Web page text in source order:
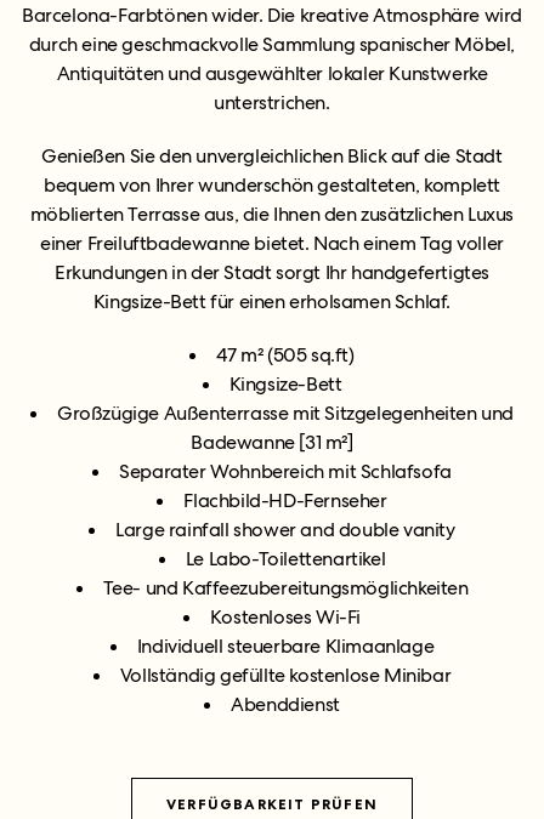
Barcelona-Farbtönen wider. Die kreative Atmosphäre wird
durch eine geschmackvolle Sammlung spanischer Möbel,
Antiquitäten und ausgewählter lokaler Kunstwerke
unterstrichen.
Genießen Sie den unvergleichlichen Blick auf die Stadt
bequem von Ihrer wunderschön gestalteten, komplett
möblierten Terrasse aus, die Ihnen den zusätzlichen Luxus
einer Freiluftbadewanne bietet. Nach einem Tag voller
Erkundungen in der Stadt sorgt Ihr handgefertigtes
Kingsize-Bett für einen erholsamen Schlaf.
47 m² (505 sq.ft)
Kingsize-Bett
Großzügige Außenterrasse mit Sitzgelegenheiten und
Badewanne [31 m²]
Separater Wohnbereich mit Schlafsofa
Flachbild-HD-Fernseher
Large rainfall shower and double vanity
Le Labo-Toilettenartikel
Tee- und Kaffeezubereitungsmöglichkeiten
Kostenloses Wi-Fi
Individuell steuerbare Klimaanlage
Vollständig gefüllte kostenlose Minibar
Abenddienst
VERFÜGBARKEIT PRÜFEN